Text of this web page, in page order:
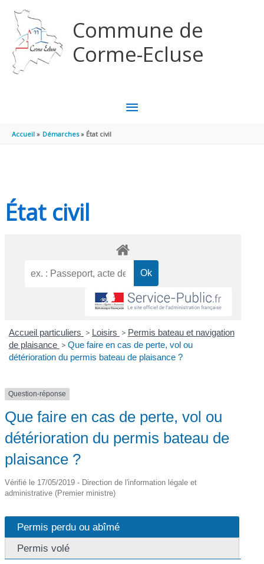
Commune de
Corme-Ecluse
MENU
Accueil Démarches État civil
État civil
Accueil particuliers > Loisirs > Permis bateau et navigation
de plaisance > Que faire en cas de perte, vol ou
détérioration du permis bateau de plaisance ?
Question-réponse
Que faire en cas de perte, vol ou
détérioration du permis bateau de
plaisance ?
Vérifié le 17/05/2019 - Direction de l'information légale et
administrative (Premier ministre)
Permis perdu ou abîmé
Permis volé